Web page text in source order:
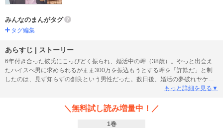
みんなのまんがタグ
タグ編集
あらすじ | ストーリー
6年付き合った彼氏にこっぴどく振られ、婚活中の岬（38歳）。やっと出会え
たハイスぺ男に求められるがまま300万を振込もうとする岬を「詐欺だ」と制
したのは、見ず知らずの創良という男性だった。数日後、婚活の夢破れヤケに
なった岬は、ノリと勢いで一軒家を建てることに!? そこへ建築士として現れた
もっと詳細を見る▼
＼無料試し読み増量中！／
1巻